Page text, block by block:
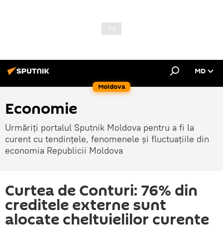
Moldova
MD
Economie
Urmăriți portalul Sputnik Moldova pentru a fi la
curent cu tendințele, fenomenele și fluctuațiile din
economia Republicii Moldova
Curtea de Conturi: 76% din
creditele externe sunt
alocate cheltuielilor curente